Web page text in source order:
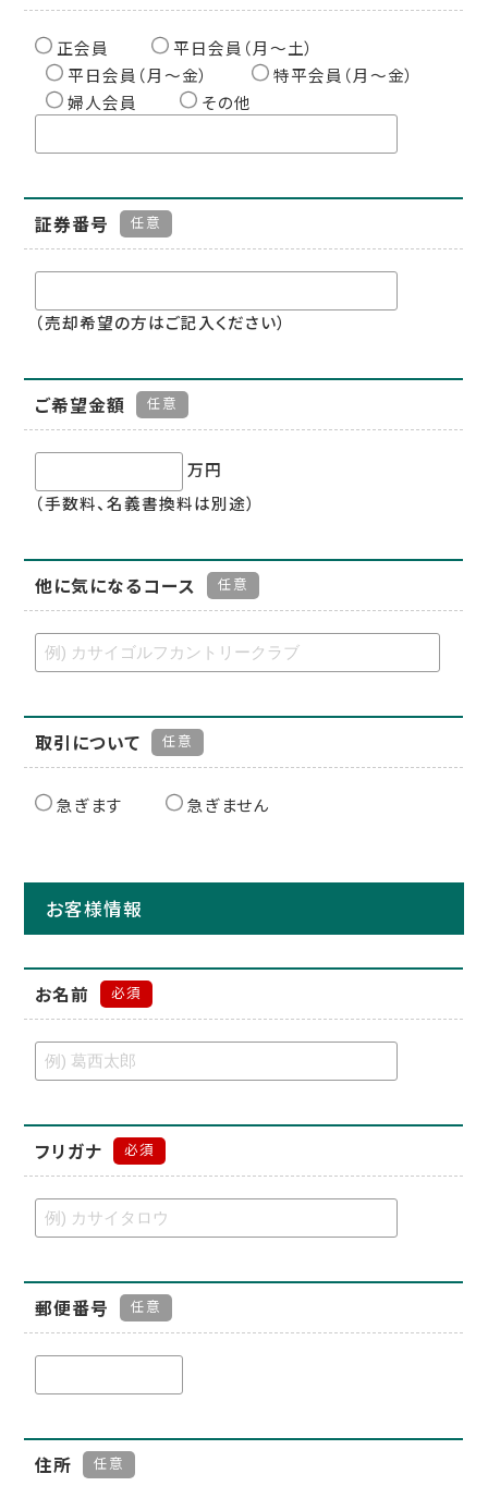
正会員
平日会員（月〜土）
平日会員（月〜金）
特平会員（月〜金）
婦人会員
その他
証券番号 任意
（売却希望の方はご記入ください）
ご希望金額 任意
万円
（手数料、名義書換料は別途）
他に気になるコース 任意
取引について 任意
急ぎます 急ぎません
お客様情報
お名前 必須
フリガナ 必須
郵便番号 任意
住所 任意